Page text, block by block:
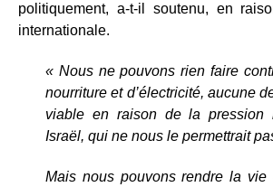
politiquement, a-t-il soutenu, en
internationale.
« Nous ne pouvons rien faire
nourriture et d’électricité, aucune
viable en raison de la pression
Israël, qui ne nous le permettrait
Mais nous pouvons rendre la vie